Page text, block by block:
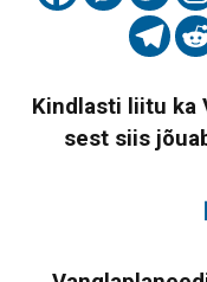
Kindlasti liitu ka
sest siis